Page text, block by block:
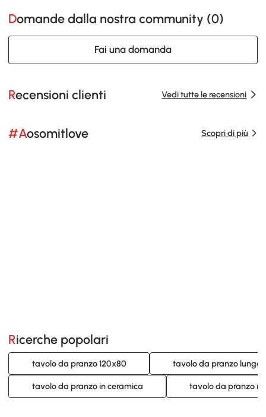
Domande dalla nostra community (0)
Fai una domanda
Recensioni clienti Vedi tutte le recensioni
#Aosomitlove Scopri di più
Ricerche popolari
tavolo da pranzo 120x80 tavolo da pranzo lungo
tavolo da pranzo in ceramica tavolo da pranzo